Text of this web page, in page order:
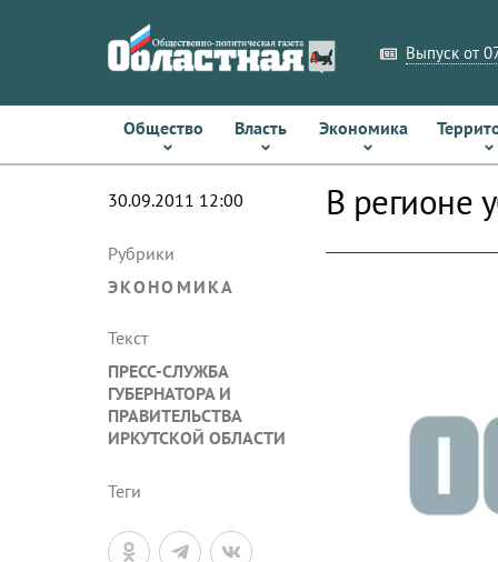
Выпуск от
Общество Власть Экономика
30.09.2011 12:00
Рубрики
ЭКОНОМИКА
Текст
ПРЕСС-СЛУЖБА
ГУБЕРНАТОРА И
ПРАВИТЕЛЬСТВА
ИРКУТСКОЙ ОБЛАСТИ
Теги
В регионе